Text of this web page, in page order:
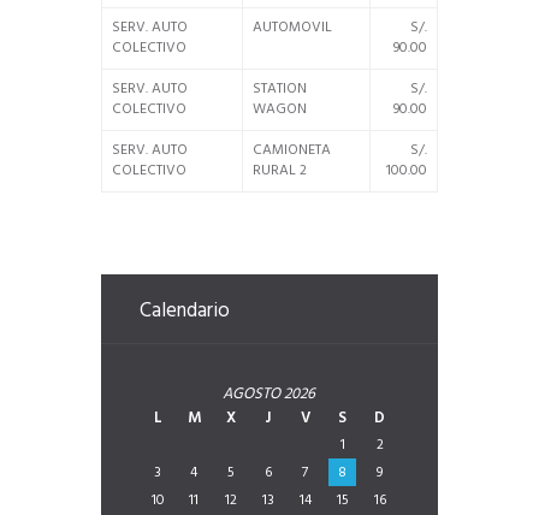
SERV. AUTO
COLECTIVO
AUTOMOVIL
S/.
90.00
SERV. AUTO
COLECTIVO
STATION
WAGON
S/.
90.00
SERV. AUTO
COLECTIVO
CAMIONETA
RURAL 2
S/.
100.00
Calendario
AGOSTO2026
L
M X J V S D
1
2
3
4 5 6 7 8
9
10
11 12 13 14 15
16